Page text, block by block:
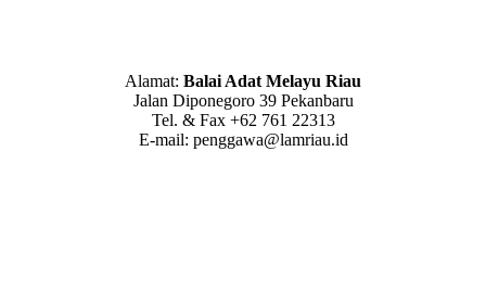
Alamat: Balai Adat Melayu Riau
Jalan Diponegoro 39 Pekanbaru
Tel. & Fax +62 761 22313
E-mail: penggawa@lamriau.id